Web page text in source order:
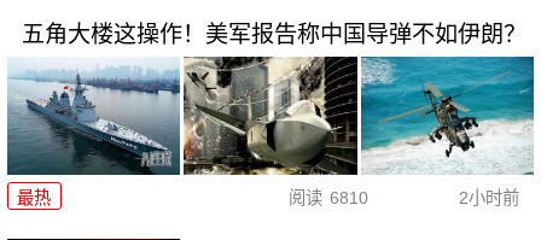
五角大楼这操作！美军报告称中国导弹不如伊朗？
最热 阅读 6810 2小时前